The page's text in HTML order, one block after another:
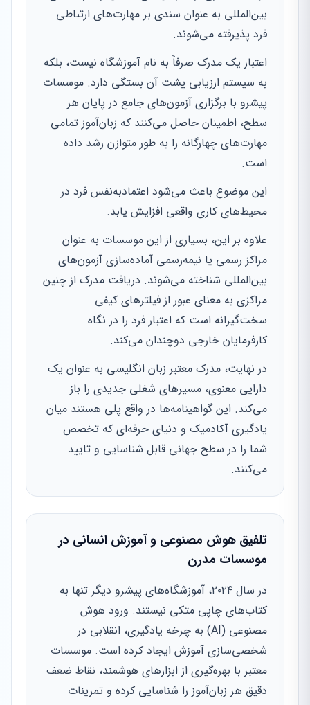
بین‌المللی به عنوان سندی بر مهارت‌های ارتباطی
فرد پذیرفته می‌شوند.
اعتبار یک مدرک صرفاً به نام آموزشگاه نیست، بلکه
به سیستم ارزیابی پشت آن بستگی دارد. موسسات
پیشرو با برگزاری آزمون‌های جامع در پایان هر
سطح، اطمینان حاصل می‌کنند که زبان‌آموز تمامی
مهارت‌های چهارگانه را به طور متوازن رشد داده
است.
این موضوع باعث می‌شود اعتمادبه‌نفس فرد در
محیط‌های کاری واقعی افزایش یابد.
علاوه بر این، بسیاری از این موسسات به عنوان
مراکز رسمی یا نیمه‌رسمی آماده‌سازی آزمون‌های
بین‌المللی شناخته می‌شوند. دریافت مدرک از چنین
مراکزی به معنای عبور از فیلترهای کیفی
سخت‌گیرانه است که اعتبار فرد را در نگاه
کارفرمایان خارجی دوچندان می‌کند.
در نهایت، مدرک معتبر زبان انگلیسی به عنوان یک
دارایی معنوی، مسیرهای شغلی جدیدی را باز
می‌کند. این گواهینامه‌ها در واقع پلی هستند میان
یادگیری آکادمیک و دنیای حرفه‌ای که تخصص
شما را در سطح جهانی قابل شناسایی و تایید
می‌کنند.
تلفیق هوش مصنوعی و آموزش انسانی در
موسسات مدرن
در سال ۲۰۲۴، آموزشگاه‌های پیشرو دیگر تنها به
کتاب‌های چاپی متکی نیستند. ورود هوش
مصنوعی (AI) به چرخه یادگیری، انقلابی در
شخصی‌سازی آموزش ایجاد کرده است. موسسات
معتبر با بهره‌گیری از ابزارهای هوشمند، نقاط ضعف
دقیق هر زبان‌آموز را شناسایی کرده و تمرینات